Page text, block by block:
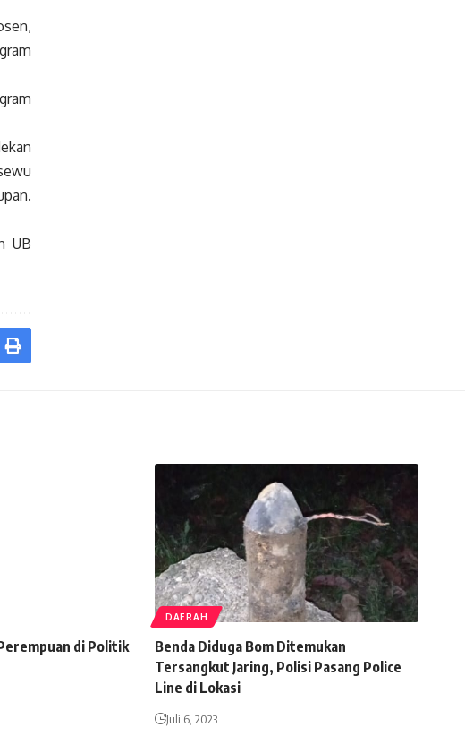
UB
di Politik
DAERAH
Benda Diduga Bom Ditemukan
Tersangkut Jaring, Polisi Pasang Police
Line di Lokasi
Juli 6, 2023